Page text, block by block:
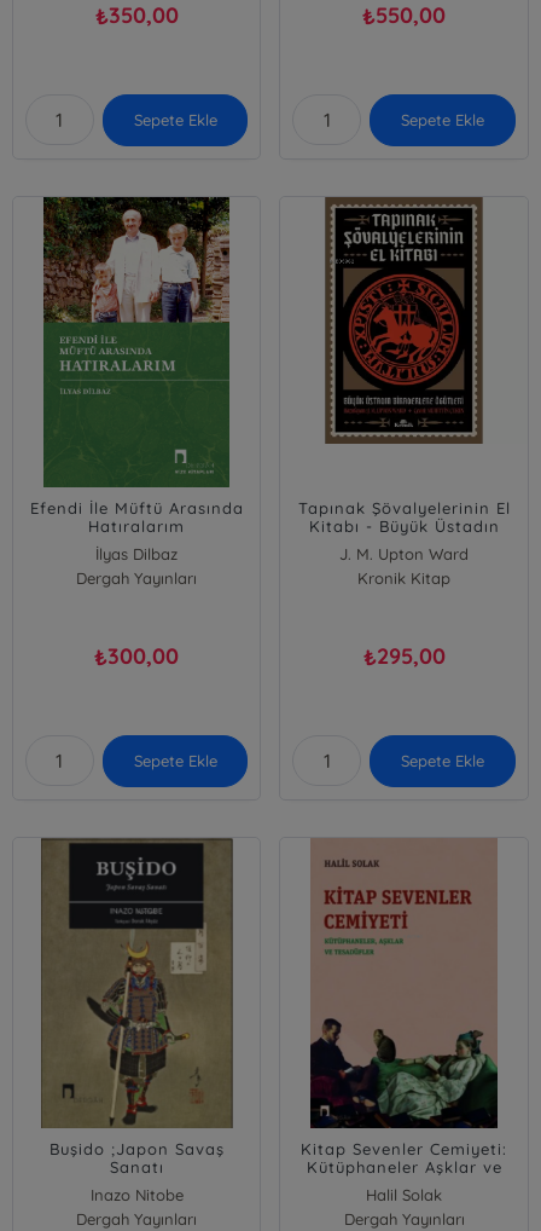
₺350,00
Sepete Ekle
₺550,00
Sepete Ekle
Efendi İle Müftü Arasında
Hatıralarım
İlyas Dilbaz
Dergah Yayınları
₺300,00
Sepete Ekle
Tapınak Şövalyelerinin El
Kitabı - Büyük Üstadın
Biraderlere Öğütleri
J. M. Upton Ward
Kronik Kitap
₺295,00
Sepete Ekle
Buşido ;Japon Savaş
Sanatı
Inazo Nitobe
Dergah Yayınları
Kitap Sevenler Cemiyeti:
Kütüphaneler Aşklar ve
Tesadüfler
Halil Solak
Dergah Yayınları